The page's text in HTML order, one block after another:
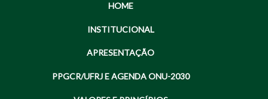
HOME
INSTITUCIONAL
APRESENTAÇÃO
PPGCR/UFRJ E AGENDA ONU-2030